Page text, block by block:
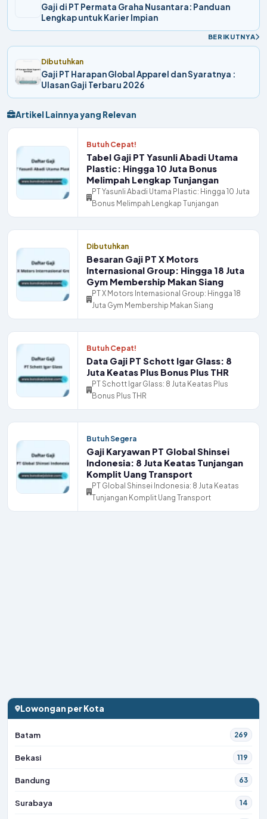
Gaji di PT Permata Graha Nusantara: Panduan
Lengkap untuk Karier Impian
BERIKUTNYA
Dibutuhkan
Gaji PT Harapan Global Apparel dan Syaratnya :
Ulasan Gaji Terbaru 2026
Artikel Lainnya yang Relevan
Butuh Cepat!
Tabel Gaji PT Yasunli Abadi Utama
Plastic: Hingga 10 Juta Bonus
Melimpah Lengkap Tunjangan
PT Yasunli Abadi Utama Plastic: Hingga 10 Juta
Bonus Melimpah Lengkap Tunjangan
Dibutuhkan
Besaran Gaji PT X Motors
Internasional Group: Hingga 18 Juta
Gym Membership Makan Siang
PT X Motors Internasional Group: Hingga 18
Juta Gym Membership Makan Siang
Butuh Cepat!
Data Gaji PT Schott Igar Glass: 8
Juta Keatas Plus Bonus Plus THR
PT Schott Igar Glass: 8 Juta Keatas Plus
Bonus Plus THR
Butuh Segera
Gaji Karyawan PT Global Shinsei
Indonesia: 8 Juta Keatas Tunjangan
Komplit Uang Transport
PT Global Shinsei Indonesia: 8 Juta Keatas
Tunjangan Komplit Uang Transport
Lowongan per Kota
Batam 269
Bekasi 119
Bandung 63
Surabaya 14